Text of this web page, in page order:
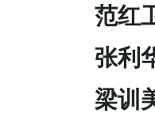
范红
张利
梁训